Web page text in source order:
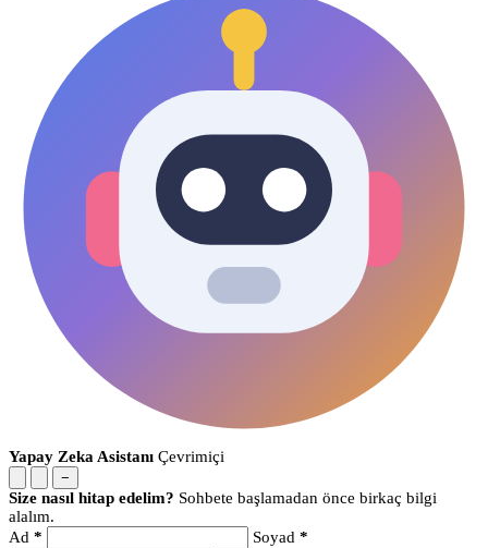
Yapay Zeka Asistanı Çevrimiçi
−
Size nasıl hitap edelim? Sohbete başlamadan önce birkaç bilgi
alalım.
Ad * Soyad *